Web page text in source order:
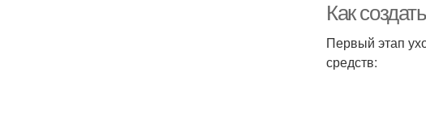
Как
Первый этап
средств: